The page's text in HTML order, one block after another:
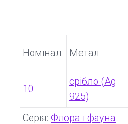
Номінал Метал
10
срібло (Ag
925)
Серія: Флора і фауна